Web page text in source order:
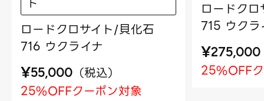
ロードクロサイト/貝化石
716 ウクライナ
¥55,000 （税込）
25%OFFクーポン対象
ロードク
715 ウクラ
¥275,000
25%OFF